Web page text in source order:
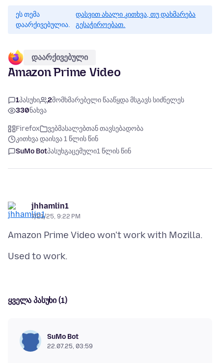
ეს თემა
დაარქივებულია.
დასვით ახალი კითხვა, თუ დახმარება
გესაჭიროებათ.
დაარქივებული
Amazon Prime Video
1პასუხი 2მომხმარებელი წააწყდა მსგავს სიძნელეს
330ნახვა
Firefox
ვებმასალებთან თავსებადობა
კითხვა დაისვა 1 წლის წინ
SuMo Botპასუხგაცემული1 წლის წინ
jhhamlin1
7/21/25, 9:22 PM
ყველა პასუხი (1)
SuMo Bot
22.07.25, 03:59